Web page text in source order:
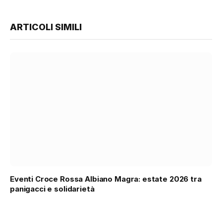
ARTICOLI SIMILI
Eventi Croce Rossa Albiano Magra: estate 2026 tra
panigacci e solidarietà